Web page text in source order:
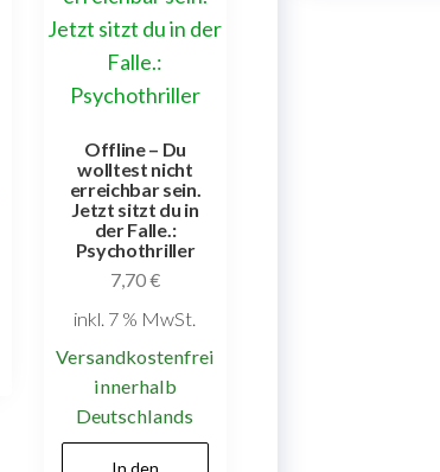
Offline – Du
wolltest nicht
erreichbar sein.
Jetzt sitzt du in
der Falle.:
Psychothriller
7,70€
inkl. 7 % MwSt.
Versandkostenfrei
innerhalb
Deutschlands
In den